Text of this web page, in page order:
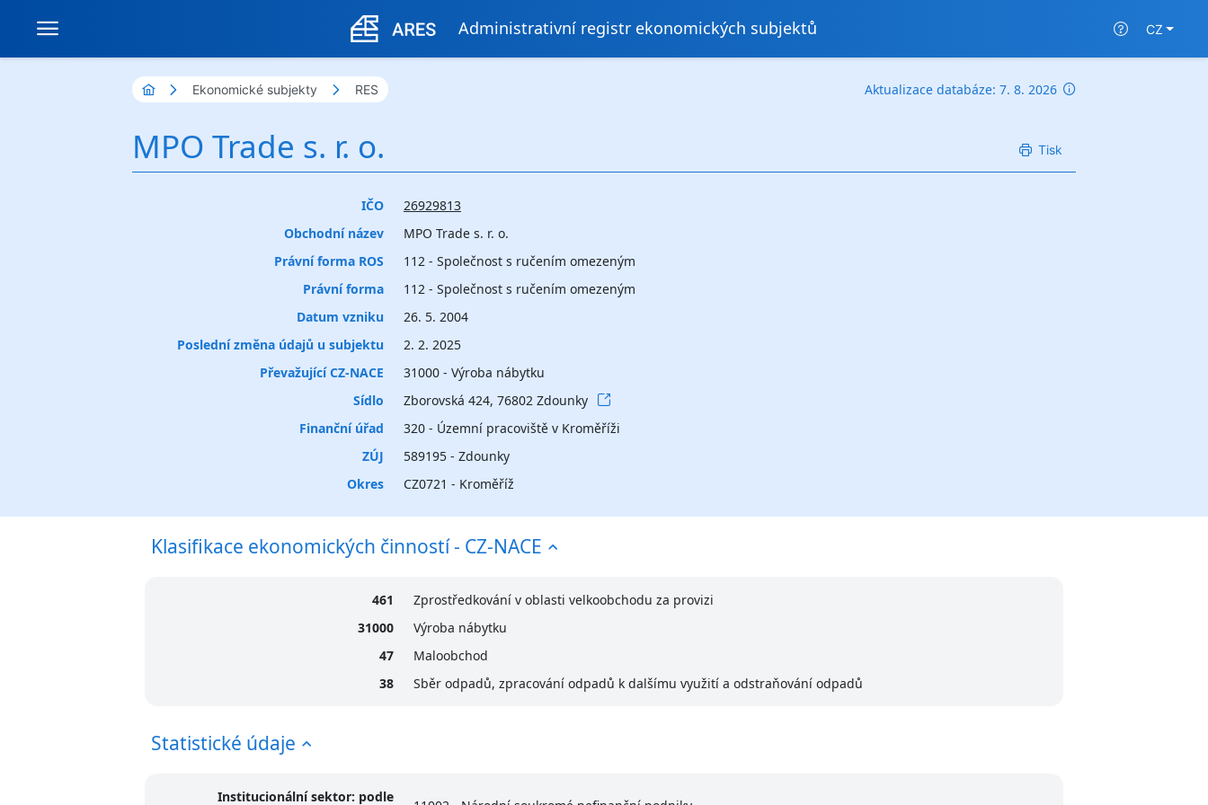
Administrativní registr ekonomických subjektů CZ
Ekonomické subjekty RES Aktualizace databáze: 7. 8. 2026
MPO Trade s. r. o. Tisk
IČO
26929813
Obchodní název
MPO Trade s. r. o.
Právní forma ROS
112 - Společnost s ručením omezeným
Právní forma
112 - Společnost s ručením omezeným
Datum vzniku
26. 5. 2004
Poslední změna údajů u subjektu
2. 2. 2025
Převažující CZ-NACE
31000 - Výroba nábytku
Sídlo
Zborovská 424, 76802 Zdounky
Finanční úřad
320 - Územní pracoviště v Kroměříži
ZÚJ
589195 - Zdounky
Okres
CZ0721 - Kroměříž
Klasifikace ekonomických činností - CZ-NACE
461
Zprostředkování v oblasti velkoobchodu za provizi
31000
Výroba nábytku
47
Maloobchod
38
Sběr odpadů, zpracování odpadů k dalšímu využití a odstraňování odpadů
Statistické údaje
Institucionální sektor: podle